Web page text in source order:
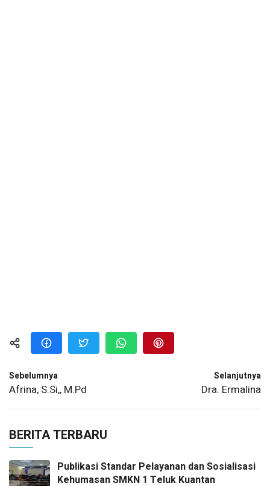
Sebelumnya
Afrina, S.Si,, M.Pd
Selanjutnya
Dra. Ermalina
BERITA TERBARU
Publikasi Standar Pelayanan dan Sosialisasi
Kehumasan SMKN 1 Teluk Kuantan